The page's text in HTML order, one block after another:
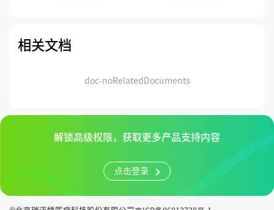
相关文档
doc-noRelatedDocuments
解锁高级权限，获取更多产品支持内容
点击登录